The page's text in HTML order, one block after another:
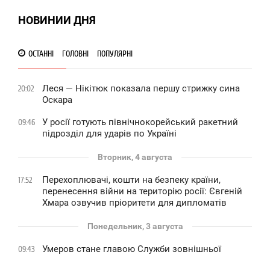
НОВИНИИ ДНЯ
ОСТАННІ ГОЛОВНІ ПОПУЛЯРНІ
20:02
Леся — Нікітюк показала першу стрижку сина
Оскара
09:46
У росії готують північнокорейський ракетний
підрозділ для ударів по Україні
Вторник, 4 августа
17:52
Перехоплювачі, кошти на безпеку країни,
перенесення війни на територію росії: Євгеній
Хмара озвучив пріоритети для дипломатів
Понедельник, 3 августа
09:43
Умеров стане главою Служби зовнішньої